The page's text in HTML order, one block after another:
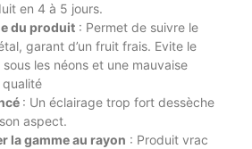
en 4 à 5 jours.
du produit : Permet de suivre le
garant d’un fruit frais. Evite le
les néons et une mauvaise
: Un éclairage trop fort dessèche
aspect.
la gamme au rayon : Produit vrac